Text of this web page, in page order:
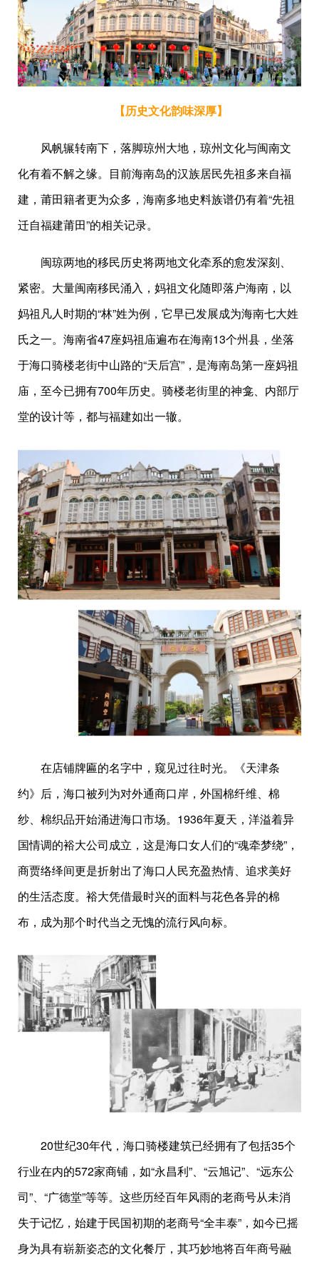
【历史文化韵味深厚】
风帆辗转南下，落脚琼州大地，琼州文化与闽南文
化有着不解之缘。目前海南岛的汉族居民先祖多来自福
建，莆田籍者更为众多，海南多地史料族谱仍有着“先祖
迁自福建莆田”的相关记录。
闽琼两地的移民历史将两地文化牵系的愈发深刻、
紧密。大量闽南移民涌入，妈祖文化随即落户海南，以
妈祖凡人时期的“林”姓为例，它早已发展成为海南七大姓
氏之一。海南省47座妈祖庙遍布在海南13个州县，坐落
于海口骑楼老街中山路的“天后宫”，是海南岛第一座妈祖
庙，至今已拥有700年历史。骑楼老街里的神龛、内部厅
堂的设计等，都与福建如出一辙。
在店铺牌匾的名字中，窥见过往时光。《天津条
约》后，海口被列为对外通商口岸，外国棉纤维、棉
纱、棉织品开始涌进海口市场。1936年夏天，洋溢着异
国情调的裕大公司成立，这是海口女人们的“魂牵梦绕”，
商贾络绎间更是折射出了海口人民充盈热情、追求美好
的生活态度。裕大凭借最时兴的面料与花色各异的棉
布，成为那个时代当之无愧的流行风向标。
20世纪30年代，海口骑楼建筑已经拥有了包括35个
行业在内的572家商铺，如“永昌利”、“云旭记”、“远东公
司”、“广德堂”等等。这些历经百年风雨的老商号从未消
失于记忆，始建于民国初期的老商号“全丰泰”，如今已摇
身为具有崭新姿态的文化餐厅，其巧妙地将百年商号融